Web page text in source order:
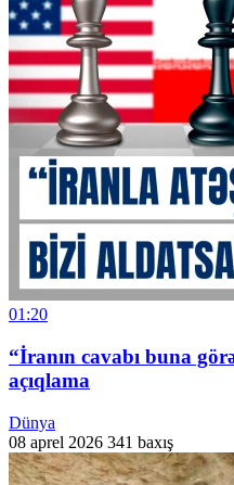
01:20
“İranın cavabı buna
açıqlama
Dünya
08 aprel 2026 341 baxış